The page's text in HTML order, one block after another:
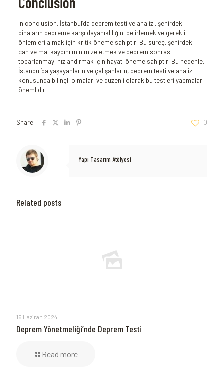
In conclusion, İstanbul’da deprem testi ve analizi, şehirdeki
binaların depreme karşı dayanıklılığını belirlemek ve gerekli
önlemleri almak için kritik öneme sahiptir. Bu süreç, şehirdeki
can ve mal kaybını minimize etmek ve deprem sonrası
toparlanmayı hızlandırmak için hayati öneme sahiptir. Bu nedenle,
İstanbul’da yaşayanların ve çalışanların, deprem testi ve analizi
konusunda bilinçli olmaları ve düzenli olarak bu testleri yapmaları
önemlidir.
Share 0
Yapı Tasarım Atölyesi
Related posts
16 Haziran 2024
Deprem Yönetmeliği’nde Deprem Testi
Read more